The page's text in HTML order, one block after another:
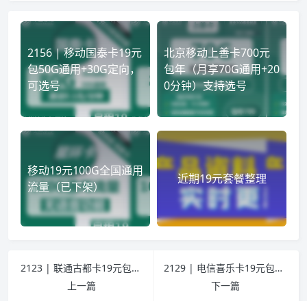
2156 | 移动国泰卡19元
包50G通用+30G定向，
可选号
北京移动上善卡700元
包年（月享70G通用+20
0分钟）支持选号
移动19元100G全国通用
流量（已下架）
近期19元套餐整理
2123 | 联通古都卡19元包135G通用+200分钟通话
上一篇
2129 | 电信喜乐卡19元包155G通用+30G定向+通话0.1元/分钟
下一篇